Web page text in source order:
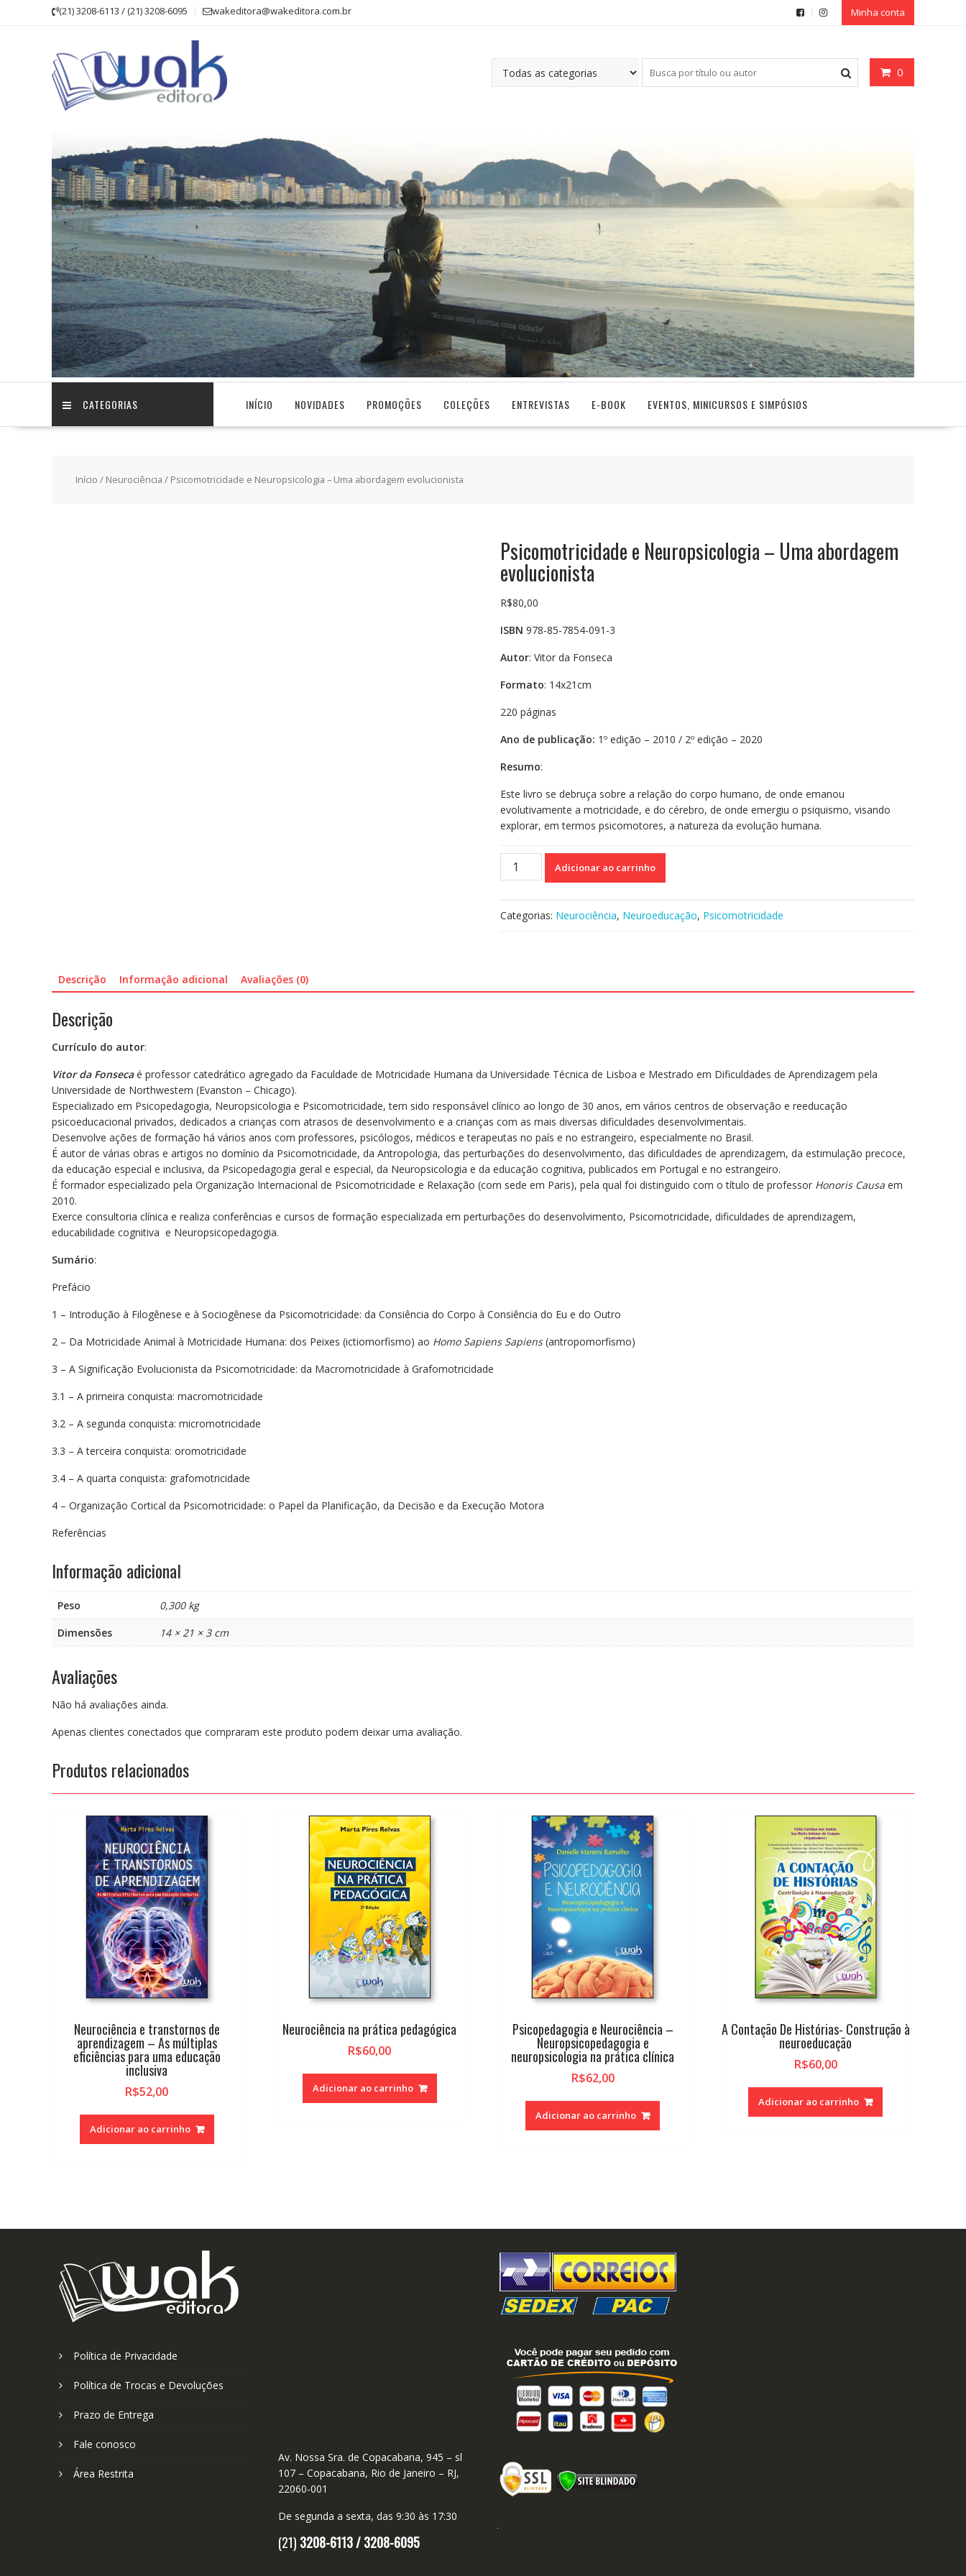
(21) 3208-6113 / (21) 3208-6095 wakeditora@wakeditora.com.br Minha conta
0
CATEGORIAS INÍCIO NOVIDADES PROMOÇÕES COLEÇÕES ENTREVISTAS E-BOOK EVENTOS, MINICURSOS E SIMPÓSIOS
Início / Neurociência / Psicomotricidade e Neuropsicologia – Uma abordagem evolucionista
Psicomotricidade e Neuropsicologia – Uma abordagem
evolucionista
R$80,00
ISBN 978-85-7854-091-3
Autor: Vitor da Fonseca
Formato: 14x21cm
220 páginas
Ano de publicação: 1º edição – 2010 / 2º edição – 2020
Resumo:
Este livro se debruça sobre a relação do corpo humano, de onde emanou
evolutivamente a motricidade, e do cérebro, de onde emergiu o psiquismo, visando
explorar, em termos psicomotores, a natureza da evolução humana.
Psicomotricidade
Uma
Adicionar ao carrinho
Categorias: Neurociência, Neuroeducação, Psicomotricidade
Descrição Informação adicional Avaliações (0)
Descrição
Currículo do autor:
Vitor da Fonsecaé professor catedrático agregado da Faculdade de Motricidade Humana da Universidade Técnica de Lisboa e Mestrado em Dificuldades de Aprendizagem pela
Universidade de Northwestem (Evanston – Chicago).
Especializado em Psicopedagogia, Neuropsicologia e Psicomotricidade, tem sido responsável clínico ao longo de 30 anos, em vários centros de observação e reeducação
psicoeducacional privados, dedicados a crianças com atrasos de desenvolvimento e a crianças com as mais diversas dificuldades desenvolvimentais.
Desenvolve ações de formação há vários anos com professores, psicólogos, médicos e terapeutas no país e no estrangeiro, especialmente no Brasil.
É autor de várias obras e artigos no domínio da Psicomotricidade, da Antropologia, das perturbações do desenvolvimento, das dificuldades de aprendizagem, da estimulação precoce,
da educação especial e inclusiva, da Psicopedagogia geral e especial, da Neuropsicologia e da educação cognitiva, publicados em Portugal e no estrangeiro.
É formador especializado pela Organização Internacional de Psicomotricidade e Relaxação (com sede em Paris), pela qual foi distinguido com o título de professor Honoris Causa em
2010.
Exerce consultoria clínica e realiza conferências e cursos de formação especializada em perturbações do desenvolvimento, Psicomotricidade, dificuldades de aprendizagem,
educabilidade cognitiva e Neuropsicopedagogia.
Sumário:
Prefácio
1 – Introdução à Filogênese e à Sociogênese da Psicomotricidade: da Consiência do Corpo à Consiência do Eu e do Outro
2 – Da Motricidade Animal à Motricidade Humana: dos Peixes (ictiomorfismo) ao Homo Sapiens Sapiens(antropomorfismo)
3 – A Significação Evolucionista da Psicomotricidade: da Macromotricidade à Grafomotricidade
3.1 – A primeira conquista: macromotricidade
3.2 – A segunda conquista: micromotricidade
3.3 – A terceira conquista: oromotricidade
3.4 – A quarta conquista: grafomotricidade
4 – Organização Cortical da Psicomotricidade: o Papel da Planificação, da Decisão e da Execução Motora
Referências
Informação adicional
Peso
0,300 kg
Dimensões
14 × 21 × 3 cm
Avaliações
Não há avaliações ainda.
Apenas clientes conectados que compraram este produto podem deixar uma avaliação.
Produtos relacionados
Neurociência e transtornos de
aprendizagem – As múltiplas
eficiências para uma educação
inclusiva
R$52,00
Adicionar ao carrinho
Neurociência na prática pedagógica
R$60,00
Adicionar ao carrinho
Psicopedagogia e Neurociência –
Neuropsicopedagogia e
neuropsicologia na prática clínica
R$62,00
Adicionar ao carrinho
A Contação De Histórias- Construção à
neuroeducação
R$60,00
Adicionar ao carrinho
Política de Privacidade
Política de Trocas e Devoluções
Prazo de Entrega
Fale conosco
Área Restrita
Av. Nossa Sra. de Copacabana, 945 – sl
107 – Copacabana, Rio de Janeiro – RJ,
22060-001
De segunda a sexta, das 9:30 às 17:30
(21) 3208-6113 /3208-6095